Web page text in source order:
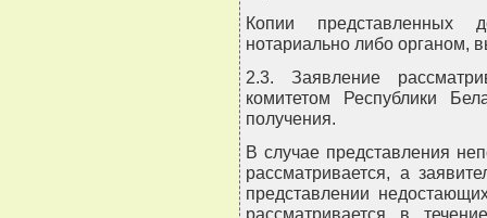
Копии представленных
нотариально либо органом,
2.3. Заявление
комитетом Республики
получения.
В случае представления
рассматривается, а
представлении
рассматривается в